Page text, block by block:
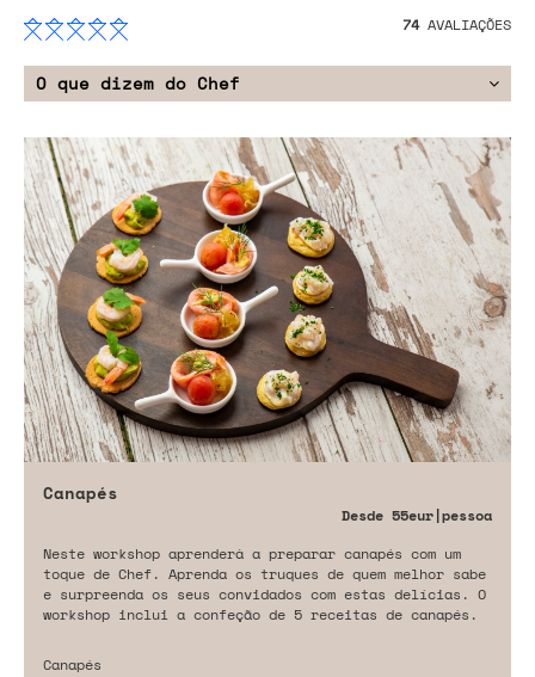
74AVALIAÇÕES
O que dizem do Chef
Canapés
Desde 55eur|pessoa
Neste workshop aprenderá a preparar canapés com um
toque de Chef. Aprenda os truques de quem melhor sabe
e surpreenda os seus convidados com estas delícias. O
workshop inclui a confeção de 5 receitas de canapés.
Canapés